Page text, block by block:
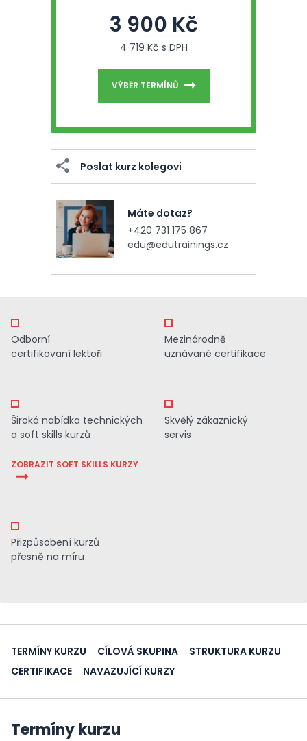
3 900 Kč
4 719 Kč s DPH
VÝBĚR TERMÍNŮ
Poslat kurz kolegovi
Máte dotaz?
+420 731 175 867
edu@edutrainings.cz
Odborní
certifikovaní lektoři
Mezinárodně
uznávané certifikace
Široká nabídka technických
a soft skills kurzů
ZOBRAZIT SOFT SKILLS KURZY
Skvělý zákaznický
servis
Přizpůsobení kurzů
přesně na míru
TERMÍNY KURZU CÍLOVÁ SKUPINA
STRUKTURA KURZU
CERTIFIKACE
NAVAZUJÍCÍ KURZY
Termíny kurzu